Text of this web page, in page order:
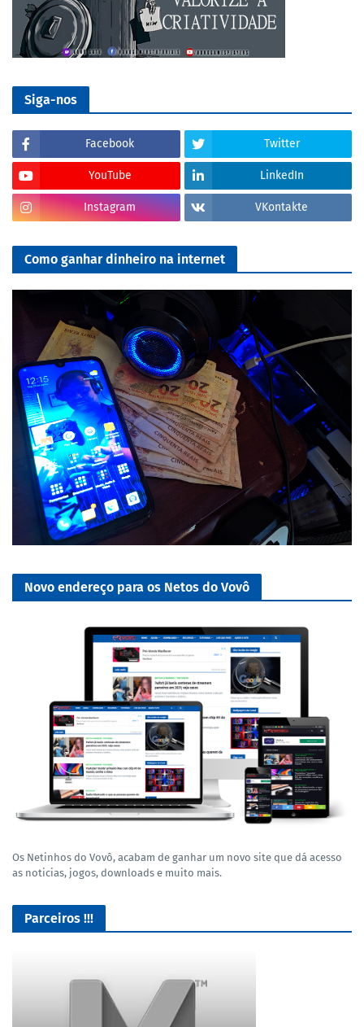
Siga-nos
Facebook Twitter
YouTube LinkedIn
Instagram VKontakte
Como ganhar dinheiro na internet
Novo endereço para os Netos do Vovô
Os Netinhos do Vovô, acabam de ganhar um novo site que dá acesso
as noticias, jogos, downloads e muito mais.
Parceiros !!!
Baixe jogos e varios programas 100% Seguros